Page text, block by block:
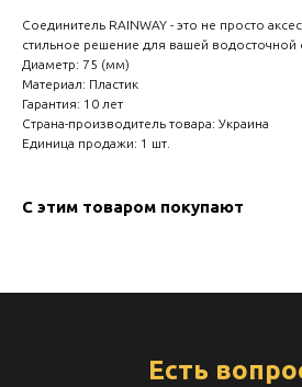
Соединитель RAINWAY - это не просто
стильное решение для вашей водосточной
Диаметр: 75 (мм)
Материал: Пластик
Гарантия: 10 лет
Страна-производитель товара: Украина
Единица продажи: 1 шт.
С этим товаром покупают
Есть